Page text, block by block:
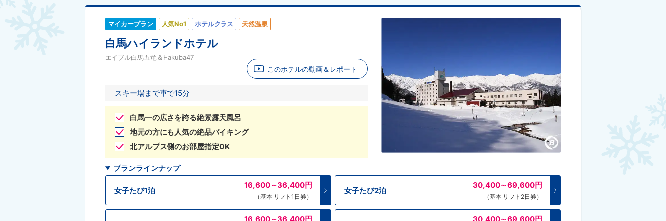
マイカープラン 人気No1 ホテルクラス 天然温泉
白馬ハイランドホテル
エイブル白馬五竜＆Hakuba47
このホテルの動画＆レポート
スキー場まで車で15分
白馬一の広さを誇る絶景露天風呂
地元の方にも人気の絶品バイキング
北アルプス側のお部屋指定OK
プランラインナップ
女子たび1泊
16,600～36,400円
（基本 リフト1日券）
女子たび2泊
30,400～69,600円
（基本 リフト2日券）
16,600～36,400円 30,400～69,600円